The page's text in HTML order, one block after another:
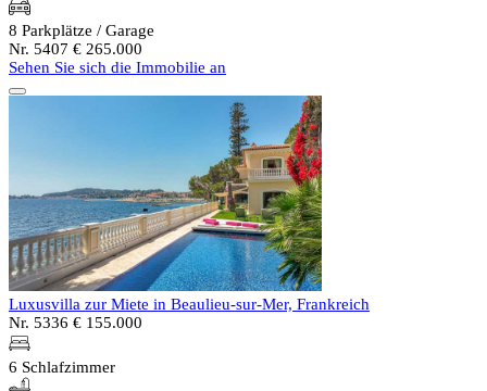
8 Parkplätze / Garage
Nr. 5407 € 265.000
Sehen Sie sich die Immobilie an
Luxusvilla zur Miete in Beaulieu-sur-Mer, Frankreich
Nr. 5336 € 155.000
6 Schlafzimmer